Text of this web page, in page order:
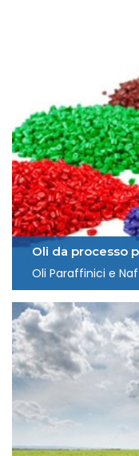
Oli da processo
Oli Paraffinici e